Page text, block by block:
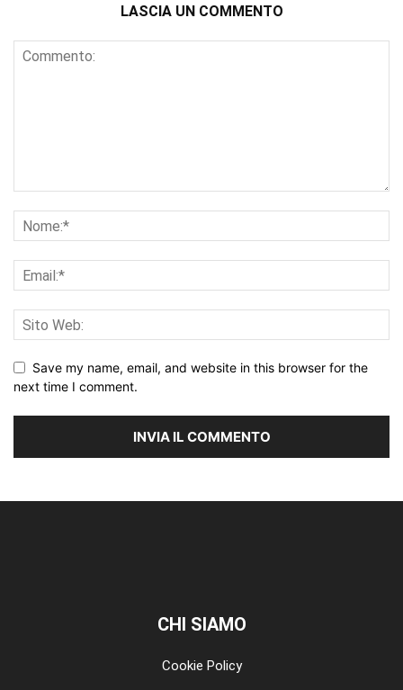
LASCIA UN COMMENTO
Save my name, email, and website in this browser for the
next time I comment.
CHI SIAMO
Cookie Policy